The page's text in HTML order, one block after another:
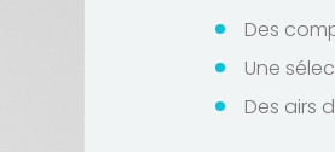
Des
Une
Des airs